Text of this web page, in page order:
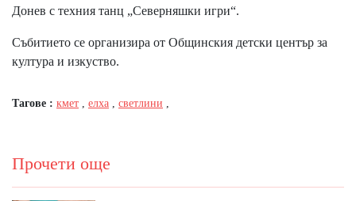
Донев с техния танц „Северняшки игри“.
Събитието се организира от Общинския детски център за
култура и изкуство.
Тагове : кмет елха светлини
Прочети още